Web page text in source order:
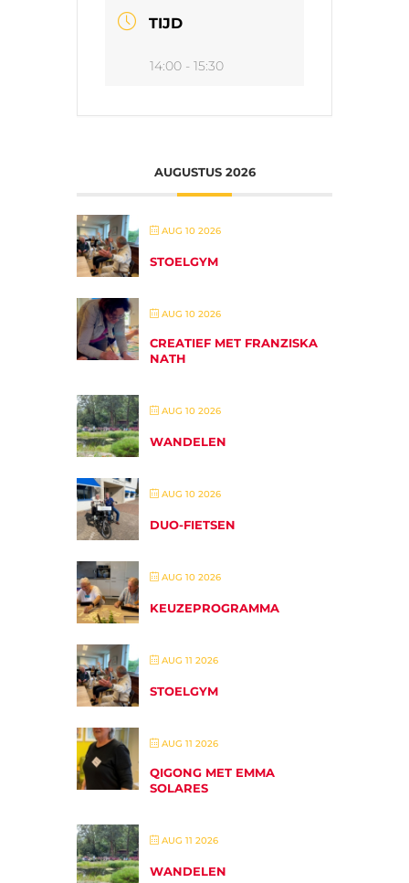
TIJD
14:00 - 15:30
AUGUSTUS 2026
AUG 10 2026
STOELGYM
AUG 10 2026
CREATIEF MET FRANZISKA
NATH
AUG 10 2026
WANDELEN
AUG 10 2026
DUO-FIETSEN
AUG 10 2026
KEUZEPROGRAMMA
AUG 11 2026
STOELGYM
AUG 11 2026
QIGONG MET EMMA
SOLARES
AUG 11 2026
WANDELEN